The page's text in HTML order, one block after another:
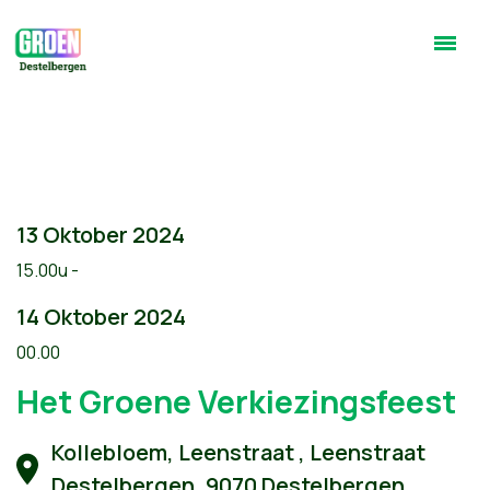
13 Oktober 2024
15.00u -
14 Oktober 2024
00.00
Het Groene Verkiezingsfeest
Kollebloem, Leenstraat , Leenstraat